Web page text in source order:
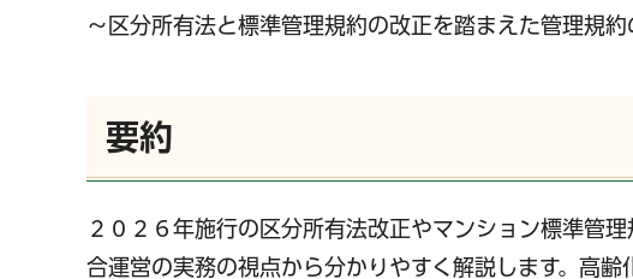
～区分所有法と標準管理規約の改正を踏まえた管理規
要約
２０２６年施行の区分所有法改正やマンション標準管
合運営の実務の視点から分かりやすく解説します。高